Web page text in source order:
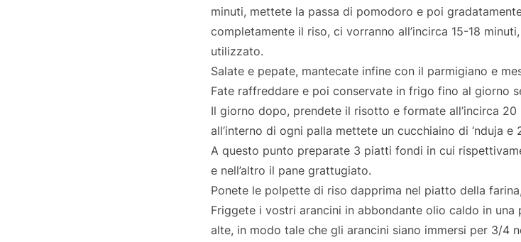
minuti, mettete la passa di pomodoro e poi
completamente il riso, ci vorranno all’incirca 15-18
utilizzato.
Salate e pepate, mantecate infine con il parmigiano e
Fate raffreddare e poi conservate in frigo fino al giorno
Il giorno dopo, prendete il risotto e formate all’incirca
all’interno di ogni palla mettete un cucchiaino di ‘nduja
A questo punto preparate 3 piatti fondi in cui
e nell’altro il pane grattugiato.
Ponete le polpette di riso dapprima nel piatto della
Friggete i vostri arancini in abbondante olio caldo in
alte, in modo tale che gli arancini siano immersi per 3/4